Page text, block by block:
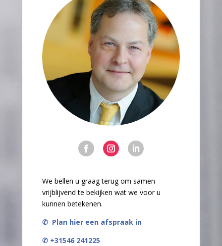
We bellen u graag terug om samen
vrijblijvend te bekijken wat we voor u
kunnen betekenen.
✆Plan hier een afspraak in
✆ +31546 241225